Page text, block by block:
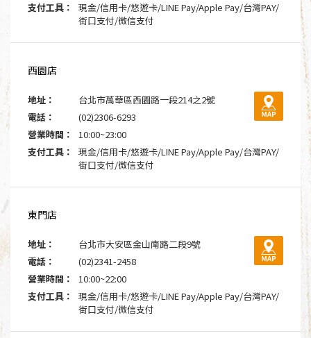
支付工具：
現金/信用卡/悠遊卡/LINE Pay/Apple Pay/台灣PAY/
街口支付/微信支付
西園店
地址：
台北市萬華區西園路一段214之2號
電話：
(02)2306-6293
營業時間：
10:00~23:00
支付工具：
現金/信用卡/悠遊卡/LINE Pay/Apple Pay/台灣PAY/
街口支付/微信支付
東門店
地址：
台北市大安區金山南路二段9號
電話：
(02)2341-2458
營業時間：
10:00~22:00
支付工具：
現金/信用卡/悠遊卡/LINE Pay/Apple Pay/台灣PAY/
街口支付/微信支付